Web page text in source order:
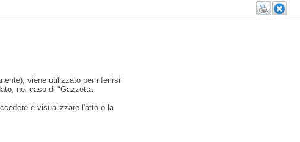
viene utilizzato per riferirsi
nel caso di "Gazzetta
e visualizzare l'atto o la